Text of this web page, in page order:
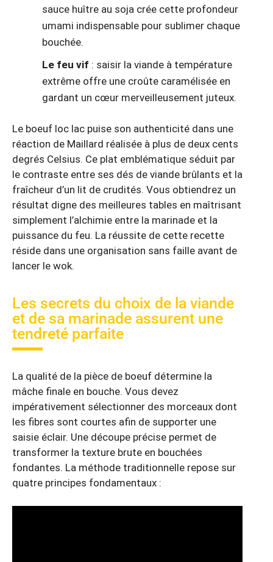
sauce huître au soja crée cette profondeur
umami indispensable pour sublimer chaque
bouchée.
Le feu vif : saisir la viande à température
extrême offre une croûte caramélisée en
gardant un cœur merveilleusement juteux.
Le boeuf loc lac puise son authenticité dans une
réaction de Maillard réalisée à plus de deux cents
degrés Celsius. Ce plat emblématique séduit par
le contraste entre ses dés de viande brûlants et la
fraîcheur d’un lit de crudités. Vous obtiendrez un
résultat digne des meilleures tables en maîtrisant
simplement l’alchimie entre la marinade et la
puissance du feu. La réussite de cette recette
réside dans une organisation sans faille avant de
lancer le wok.
Les secrets du choix de la viande
et de sa marinade assurent une
tendreté parfaite
La qualité de la pièce de boeuf détermine la
mâche finale en bouche. Vous devez
impérativement sélectionner des morceaux dont
les fibres sont courtes afin de supporter une
saisie éclair. Une découpe précise permet de
transformer la texture brute en bouchées
fondantes. La méthode traditionnelle repose sur
quatre principes fondamentaux :